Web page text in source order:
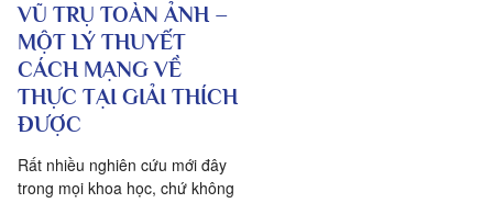
VŨ TRỤ TOÀN ẢNH –
MỘT LÝ THUYẾT
CÁCH MẠNG VỀ
THỰC TẠI GIẢI THÍCH
ĐƯỢC
Rất nhiều nghiên cứu mới đây
trong mọi khoa học, chứ không